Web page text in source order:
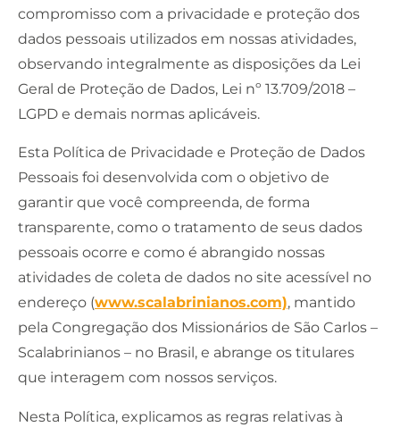
compromisso com a privacidade e proteção dos
dados pessoais utilizados em nossas atividades,
observando integralmente as disposições da Lei
Geral de Proteção de Dados, Lei nº 13.709/2018 –
LGPD e demais normas aplicáveis.
Esta Política de Privacidade e Proteção de Dados
Pessoais foi desenvolvida com o objetivo de
garantir que você compreenda, de forma
transparente, como o tratamento de seus dados
pessoais ocorre e como é abrangido nossas
atividades de coleta de dados no site acessível no
endereço (www.scalabrinianos.com), mantido
pela Congregação dos Missionários de São Carlos –
Scalabrinianos – no Brasil, e abrange os titulares
que interagem com nossos serviços.
Nesta Política, explicamos as regras relativas à